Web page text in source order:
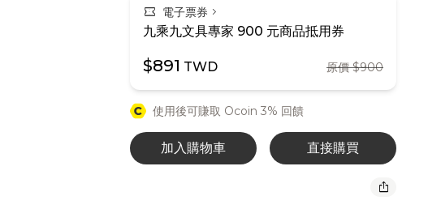
confirmation_number 電子票券 chevron_right
九乘九文具專家 900 元商品抵用券
$891 TWD 原價 $900
使用後可賺取 Ocoin 3% 回饋
加入購物車 直接購買
ios_share